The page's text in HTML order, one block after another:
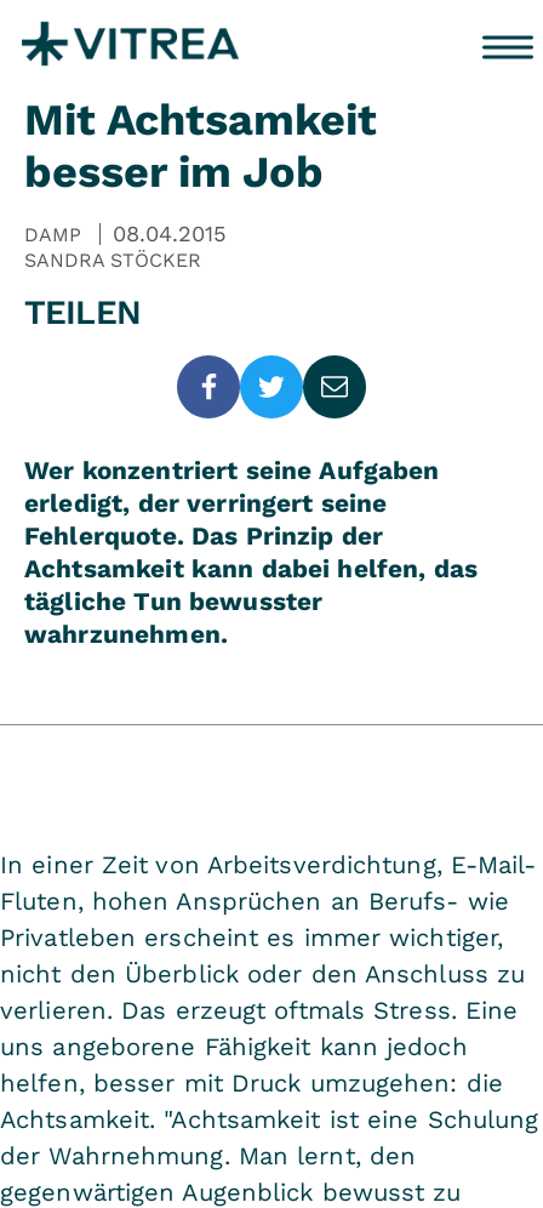
Mit Achtsamkeit
besser im Job
DAMP 08.04.2015
SANDRA STÖCKER
TEILEN
Wer konzentriert seine Aufgaben
erledigt, der verringert seine
Fehlerquote. Das Prinzip der
Achtsamkeit kann dabei helfen, das
tägliche Tun bewusster
wahrzunehmen.
In einer Zeit von Arbeitsverdichtung, E-Mail-
Fluten, hohen Ansprüchen an Berufs- wie
Privatleben erscheint es immer wichtiger,
nicht den Überblick oder den Anschluss zu
verlieren. Das erzeugt oftmals Stress. Eine
uns angeborene Fähigkeit kann jedoch
helfen, besser mit Druck umzugehen: die
Achtsamkeit. "Achtsamkeit ist eine Schulung
der Wahrnehmung. Man lernt, den
gegenwärtigen Augenblick bewusst zu